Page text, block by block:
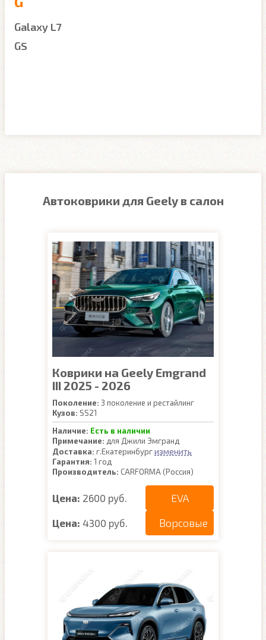
Galaxy L7
GS
Автоковрики для Geely в салон
Коврики на Geely Emgrand
III 2025 - 2026
Поколение: 3 поколение и рестайлинг
Кузов: SS21
Наличие: Есть в наличии
Примечание: для Джили Эмгранд
Доставка: г.Екатеринбургизменить
Гарантия: 1 год
Производитель: CARFORMA (Россия)
Цена: 2600 руб. EVA
Цена: 4300 руб. Ворсовые